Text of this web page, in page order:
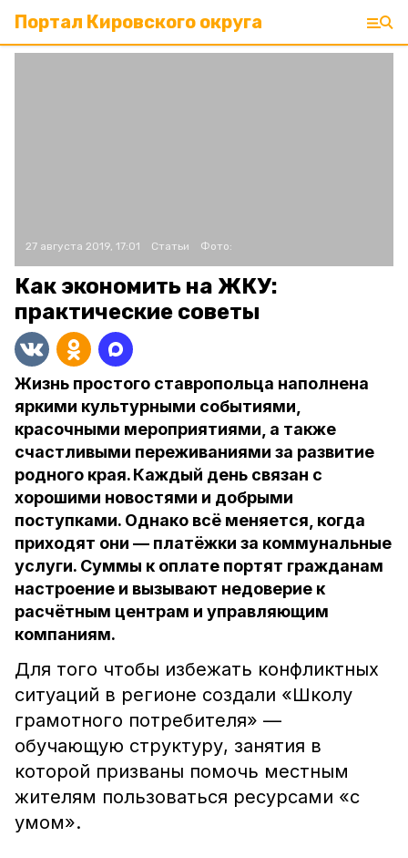
Портал Кировского округа
27 августа 2019, 17:01 Статьи Фото:
Как экономить на ЖКУ:
практические советы
Жизнь простого ставропольца наполнена
яркими культурными событиями,
красочными мероприятиями, а также
счастливыми переживаниями за развитие
родного края. Каждый день связан с
хорошими новостями и добрыми
поступками. Однако всё меняется, когда
приходят они — платёжки за коммунальные
услуги. Суммы к оплате портят гражданам
настроение и вызывают недоверие к
расчётным центрам и управляющим
компаниям.
Для того чтобы избежать конфликтных
ситуаций в регионе создали «Школу
грамотного потребителя» —
обучающую структуру, занятия в
которой призваны помочь местным
жителям пользоваться ресурсами «с
умом».